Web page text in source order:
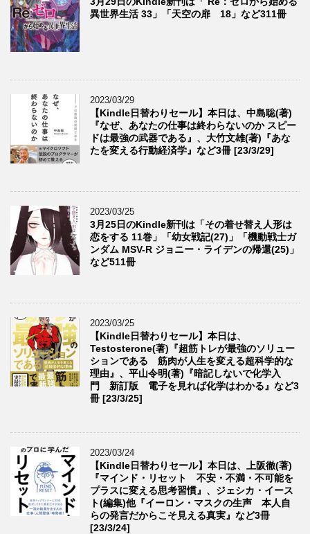
異世界生活 33」「天空の扉 18」など311冊
2023/03/29
【Kindle日替わりセール】本日は、中島聡(著)
『なぜ、あなたの仕事は終わらないのか スピー
ドは最強の武器である』、大竹文雄(著)『あな
たを変える行動経済学』など3冊 [23/3/29]
2023/03/25
3月25日のKindle新刊は「その着せ替え人形は
恋をする 11巻」「幼女戦記(27)」「機動戦士ガ
ンダム MSV-R ジョニー・ライデンの帰還(25)」
など511冊
2023/03/25
【Kindle日替わりセール】本日は、
Testosterone(著)『超筋トレが最強のソリュー
ションである 筋肉が人生を変える超科学的な
理由』、平山令明(著)『暗記しないで化学入
門 新訂版 電子を見れば化学はわかる』など3
冊 [23/3/25]
2023/03/24
【Kindle日替わりセール】本日は、上阪徹(著)
『マインド・リセット 不安・不満・不可能を
プラスに変える思考習慣』、ジェシカ・イース
ト(編集)他『イーロン・マスクの生声 本人自
らの発言だからこそ見える真実』など3冊
[23/3/24]